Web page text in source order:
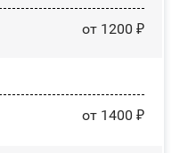
от 1200 ₽
от 1400 ₽